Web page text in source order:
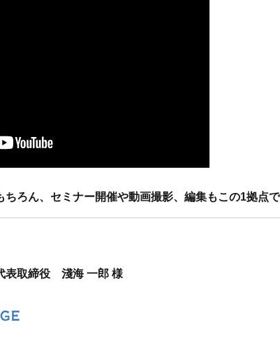
ちろん、セミナー開催や動画撮影、編集もこの1拠点
表取締役 淺海 一郎 様